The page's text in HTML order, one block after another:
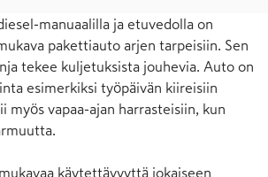
manuaalilla ja etuvedolla on
pakettiauto arjen tarpeisiin. Sen
tekee kuljetuksista jouhevia. Auto on
esimerkiksi työpäivän kiireisiin
myös vapaa-ajan harrasteisiin, kun
käytettävyyttä jokaiseen